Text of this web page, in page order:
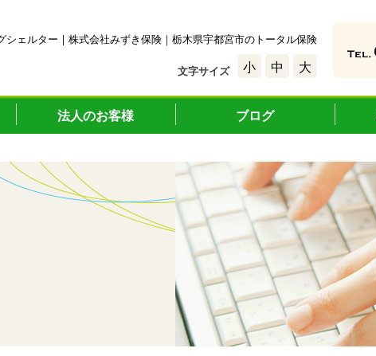
シェルター | 株式会社みずき保険｜栃木県宇都宮市のトータル保険
文字サイズ 小 中 大
法人のお客様 ブログ